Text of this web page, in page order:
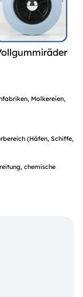
Molkereien,
(Häfen, Schiffe,
chemische